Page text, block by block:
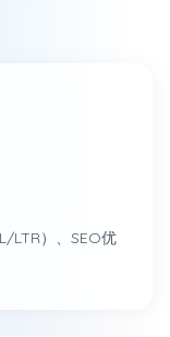
LTR）、SEO优